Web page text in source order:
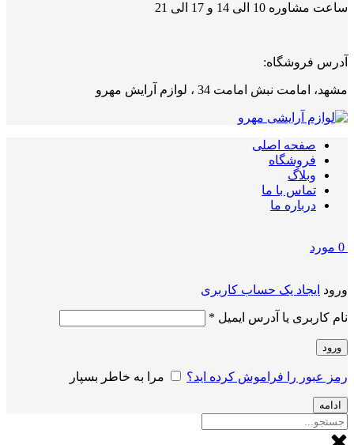
ساعت مشاوره 10 الی 14 و 17 الی 21
آدرس فروشگاه:
مشهد، امامت نبش امامت 34 ، لوازم آرایش مهرو
صفحه اصلی
فروشگاه
وبلاگ
تماس با ما
درباره ما
0 مورد
ورود ایجاد یک حساب کاربری
نام کاربری یا آدرس ایمیل *
ورود
رمز عبور را فراموش کرده اید؟ مرا به خاطر بسپار
ادامه